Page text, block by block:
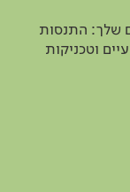
שלך: התנסות
וטכניקות